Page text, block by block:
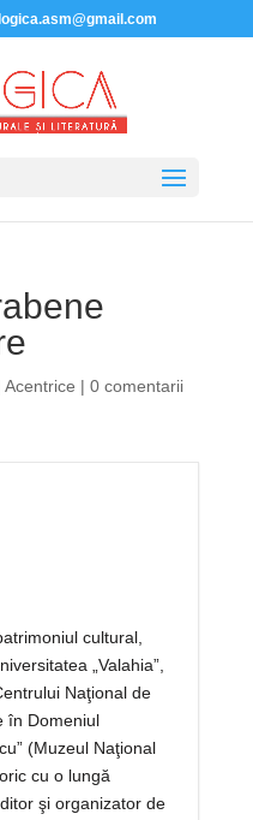
Acentrice | 0 comentarii
cultural,
„Valahia”,
Naţional de
în Domeniul
(Muzeul Naţional
cu o lungă
şi organizator de